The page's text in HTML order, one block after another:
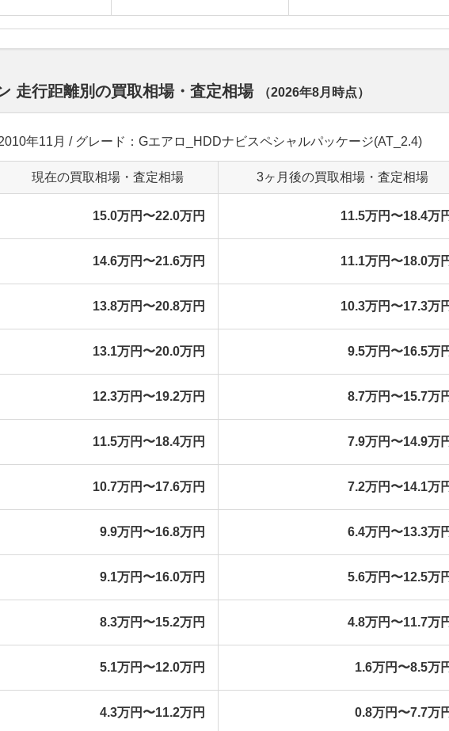
走行距離別の買取相場・査定相場 （2026年8月 時点）
年11月 / グレード：Gエアロ_HDDナビスペシャルパッケージ(AT_2.4)
現在の買取相場・査定相場 3ヶ月後の買取相場・査定相場
15.0万円〜22.0万円 11.5万円〜18.4万
14.6万円〜21.6万円 11.1万円〜18.0万
13.8万円〜20.8万円 10.3万円〜17.3万
13.1万円〜20.0万円 9.5万円〜16.5万
12.3万円〜19.2万円 8.7万円〜15.7万
11.5万円〜18.4万円 7.9万円〜14.9万
10.7万円〜17.6万円 7.2万円〜14.1万
9.9万円〜16.8万円 6.4万円〜13.3万
9.1万円〜16.0万円 5.6万円〜12.5万
8.3万円〜15.2万円 4.8万円〜11.7万
5.1万円〜12.0万円 1.6万円〜8.5万
4.3万円〜11.2万円 0.8万円〜7.7万